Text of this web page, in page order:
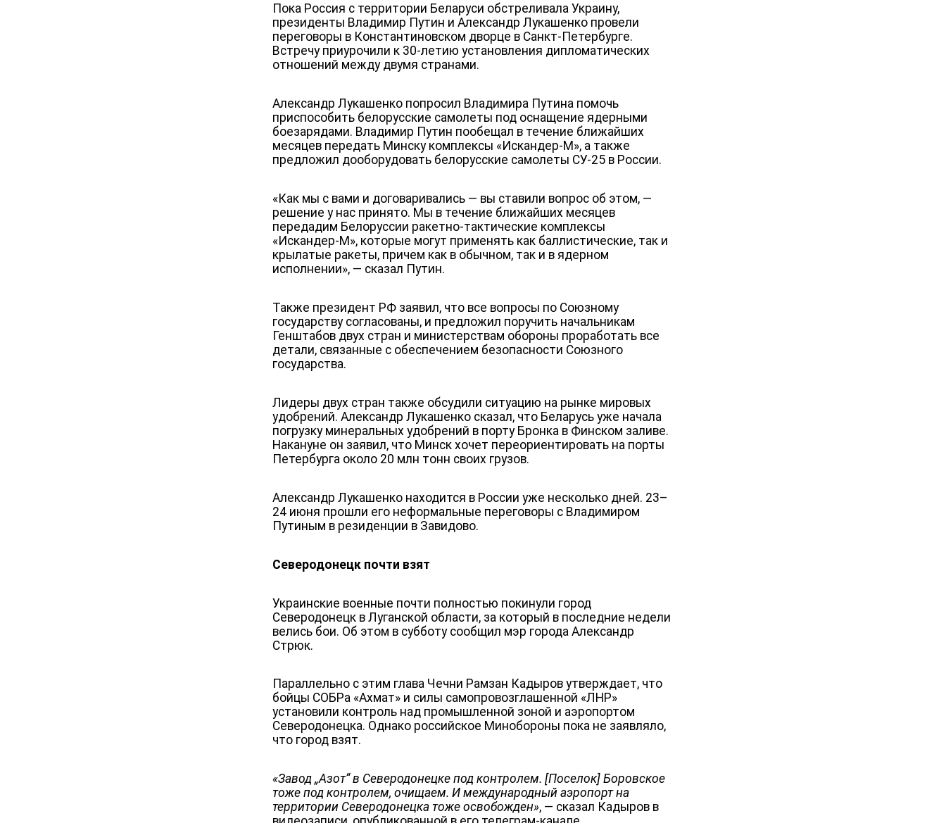
Пока Россия с территории Беларуси обстреливала Украину,
президенты Владимир Путин и Александр Лукашенко провели
переговоры в Константиновском дворце в Санкт-Петербурге.
Встречу приурочили к 30-летию установления дипломатических
отношений между двумя странами.
Александр Лукашенко попросил Владимира Путина помочь
приспособить белорусские самолеты под оснащение ядерными
боезарядами. Владимир Путин пообещал в течение ближайших
месяцев передать Минску комплексы «Искандер-М», а также
предложил дооборудовать белорусские самолеты СУ-25 в России.
«Как мы с вами и договаривались — вы ставили вопрос об этом, —
решение у нас принято. Мы в течение ближайших месяцев
передадим Белоруссии ракетно-тактические комплексы
«Искандер-М», которые могут применять как баллистические, так и
крылатые ракеты, причем как в обычном, так и в ядерном
исполнении», — сказал Путин.
Также президент РФ заявил, что все вопросы по Союзному
государству согласованы, и предложил поручить начальникам
Генштабов двух стран и министерствам обороны проработать все
детали, связанные с обеспечением безопасности Союзного
государства.
Лидеры двух стран также обсудили ситуацию на рынке мировых
удобрений. Александр Лукашенко сказал, что Беларусь уже начала
погрузку минеральных удобрений в порту Бронка в Финском заливе.
Накануне он заявил, что Минск хочет переориентировать на порты
Петербурга около 20 млн тонн своих грузов.
Александр Лукашенко находится в России уже несколько дней. 23–
24 июня прошли его неформальные переговоры с Владимиром
Путиным в резиденции в Завидово.
Северодонецк почти взят
Украинские военные почти полностью покинули город
Северодонецк в Луганской области, за который в последние недели
велись бои. Об этом в субботу сообщил мэр города Александр
Стрюк.
Параллельно с этим глава Чечни Рамзан Кадыров утверждает, что
бойцы СОБРа «Ахмат» и силы самопровозглашенной «ЛНР»
установили контроль над промышленной зоной и аэропортом
Северодонецка. Однако российское Минобороны пока не заявляло,
что город взят.
«Завод „Азот“ в Северодонецке под контролем. [Поселок] Боровское
тоже под контролем, очищаем. И международный аэропорт на
территории Северодонецка тоже освобожден», — сказал Кадыров в